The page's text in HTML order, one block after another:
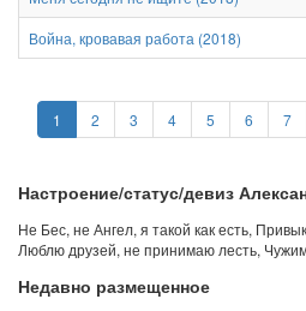
Война, кровавая работа (2018)
1 2 3 4 5 6 7
Настроение/статус/девиз
Не Бес, не Ангел, я такой как есть,
Люблю друзей, не принимаю лесть,
Недавно размещенное